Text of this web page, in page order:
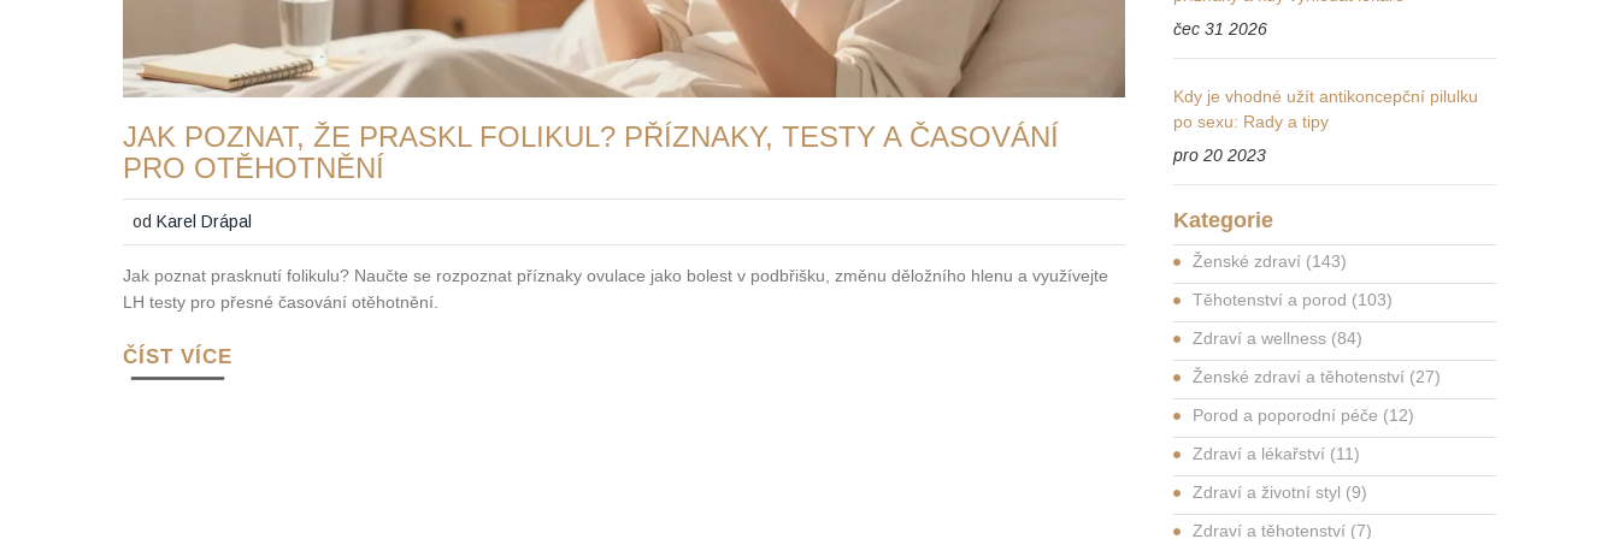
JAK POZNAT, ŽE PRASKL FOLIKUL? PŘÍZNAKY, TESTY A ČASOVÁNÍ
PRO OTĚHOTNĚNÍ
odKarel Drápal
Jak poznat prasknutí folikulu? Naučte se rozpoznat příznaky ovulace jako bolest v podbřišku, změnu děložního hlenu a využívejte
LH testy pro přesné časování otěhotnění.
ČÍST VÍCE
čec 31 2026
Kdy je vhodné užít antikoncepční pilulku
po sexu: Rady a tipy
pro 20 2023
Kategorie
Ženské zdraví (143)
Těhotenství a porod (103)
Zdraví a wellness (84)
Ženské zdraví a těhotenství (27)
Porod a poporodní péče (12)
Zdraví a lékařství (11)
Zdraví a životní styl (9)
Zdraví a těhotenství (7)